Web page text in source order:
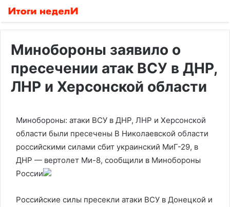
Минобороны заявило о
пресечении атак ВСУ в ДНР,
ЛНР и Херсонской области
Минобороны: атаки ВСУ в ДНР, ЛНР и Херсонской
области были пресечены В Николаевской области
российскими силами сбит украинский МиГ-29, в
ДНР — вертолет Ми-8, сообщили в Минобороны
России
Российские силы пресекли атаки ВСУ в Донецкой и